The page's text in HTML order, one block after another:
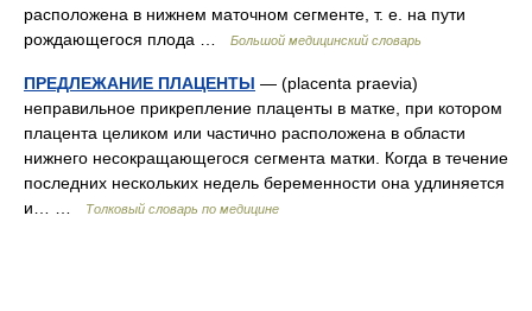
расположена в нижнем маточном сегменте, т. е. на пути
рождающегося плода …
Большой медицинский словарь
ПРЕДЛЕЖАНИЕ ПЛАЦЕНТЫ — (placenta praevia)
неправильное прикрепление плаценты в матке, при котором
плацента целиком или частично расположена в области
нижнего несокращающегося сегмента матки. Когда в течение
последних нескольких недель беременности она удлиняется
и… …
Толковый словарь по медицине